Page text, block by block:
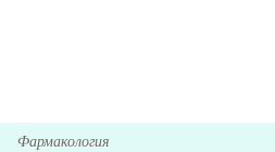
Фармакология